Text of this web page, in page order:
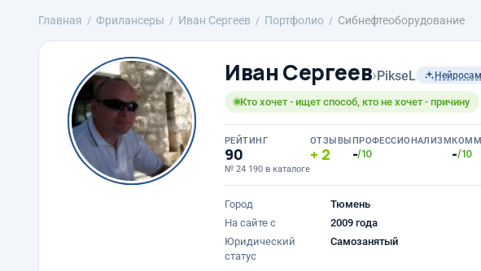
Главная Фрилансеры Иван Сергеев Портфолио Сибнефтеоборудование
Иван Сергеев›PikseL
Кто хочет - ищет способ, кто не хочет - причину
РЕЙТИНГ
90
№ 24 190 в каталоге
ОТЗЫВЫ
2
ПРОФЕССИОНАЛИЗМ
-/10 -/10
Город
Тюмень
На сайте с
2009 года
Юридический
статус
Самозанятый